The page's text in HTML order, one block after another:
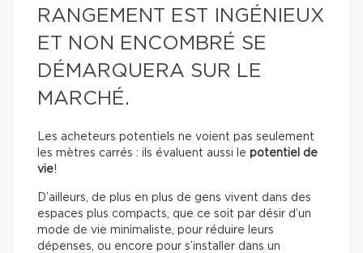
RANGEMENT EST INGÉNIEUX
ET NON ENCOMBRÉ SE
DÉMARQUERA SUR LE
MARCHÉ.
Les acheteurs potentiels ne voient pas seulement
les mètres carrés : ils évaluent aussi le potentiel de
vie!
D’ailleurs, de plus en plus de gens vivent dans des
espaces plus compacts, que ce soit par désir d’un
mode de vie minimaliste, pour réduire leurs
dépenses, ou encore pour s’installer dans un